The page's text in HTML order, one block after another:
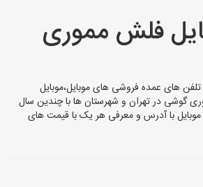
سایر گروه هافلش مموری
های عمده فروشی های موبایل،موبایل
گوشی در تهران و شهرستان ها با چندین سال
با آدرس و معرفی هر یک با قیمت های